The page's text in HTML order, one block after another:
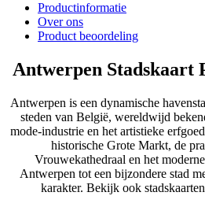
Productinformatie
Over ons
Product beoordeling
Antwerpen Stadskaart
Antwerpen is een dynamische
steden van België, wereldwijd
mode-industrie en het artistieke
historische Grote Markt, de
Vrouwekathedraal en het
Antwerpen tot een bijzondere stad
karakter. Bekijk ook